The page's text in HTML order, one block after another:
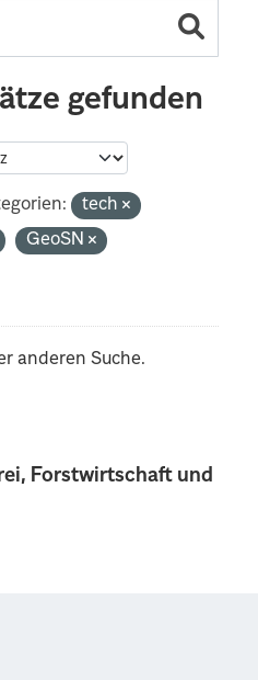
Forstwirtschaft und
gefunden
tech
GeoSN
anderen Suche.